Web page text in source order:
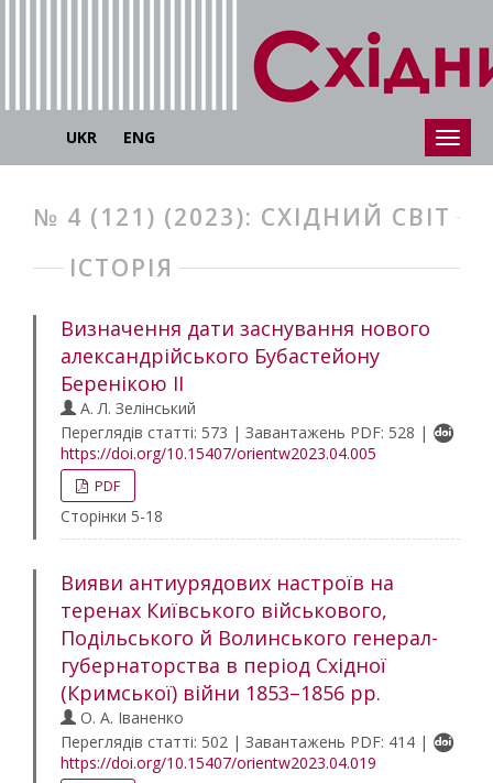
UKR ENG
№ 4 (121) (2023): СХІДНИЙ СВІТ
ІСТОРІЯ
Визначення дати заснування нового
александрійського Бубастейону
Беренікою ІІ
А. Л. Зелінський
Переглядів статті: 573 | Завантажень PDF: 528 |
https://doi.org/10.15407/orientw2023.04.005
PDF
Сторінки 5-18
Вияви антиурядових настроїв на
теренах Київського військового,
Подільського й Волинського генерал-
губернаторства в період Східної
(Кримської) війни 1853–1856 рр.
О. А. Іваненко
Переглядів статті: 502 | Завантажень PDF: 414 |
https://doi.org/10.15407/orientw2023.04.019